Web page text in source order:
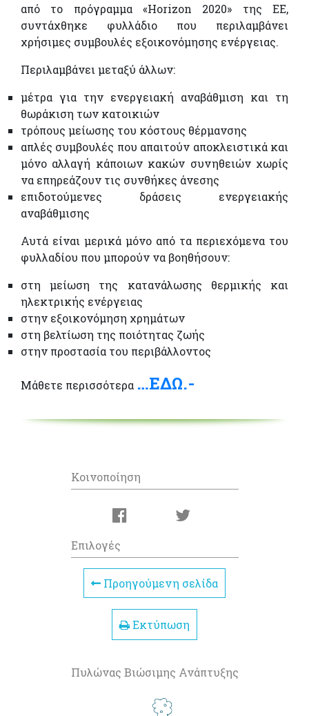
από το πρόγραμμα «Horizon 2020» της ΕΕ,
συντάχθηκε φυλλάδιο που περιλαμβάνει
χρήσιμες συμβουλές εξοικονόμησης ενέργειας.
Περιλαμβάνει μεταξύ άλλων:
μέτρα για την ενεργειακή αναβάθμιση και τη
θωράκιση των κατοικιών
τρόπους μείωσης του κόστους θέρμανσης
απλές συμβουλές που απαιτούν αποκλειστικά και
μόνο αλλαγή κάποιων κακών συνηθειών χωρίς
να επηρεάζουν τις συνθήκες άνεσης
επιδοτούμενες δράσεις ενεργειακής
αναβάθμισης
Αυτά είναι μερικά μόνο από τα περιεχόμενα του
φυλλαδίου που μπορούν να βοηθήσουν:
στη μείωση της κατανάλωσης θερμικής και
ηλεκτρικής ενέργειας
στην εξοικονόμηση χρημάτων
στη βελτίωση της ποιότητας ζωής
στην προστασία του περιβάλλοντος
Μάθετε περισσότερα …ΕΔΩ.-
Κοινοποίηση
Επιλογές
Προηγούμενη σελίδα
Εκτύπωση
Πυλώνας Βιώσιμης Ανάπτυξης